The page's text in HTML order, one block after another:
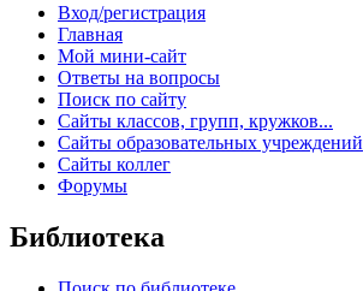
Вход/регистрация
Главная
Мой мини-сайт
Ответы на вопросы
Поиск по сайту
Сайты классов, групп, кружков...
Сайты образовательных учреждений
Сайты коллег
Форумы
Библиотека